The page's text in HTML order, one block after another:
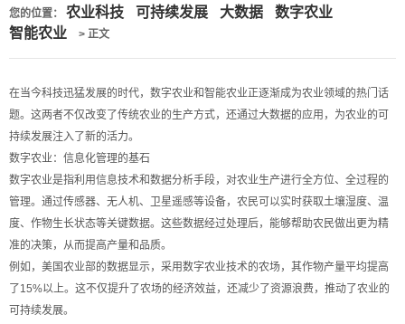
您的位置： 农业科技 可持续发展 大数据
数字农业
智能农业
> 正文
在当今科技迅猛发展的时代，数字农业和智能农业正逐渐成为农业领域的热门话
题。这两者不仅改变了传统农业的生产方式，还通过大数据的应用，为农业的可
持续发展注入了新的活力。
数字农业：信息化管理的基石
数字农业是指利用信息技术和数据分析手段，对农业生产进行全方位、全过程的
管理。通过传感器、无人机、卫星遥感等设备，农民可以实时获取土壤湿度、温
度、作物生长状态等关键数据。这些数据经过处理后，能够帮助农民做出更为精
准的决策，从而提高产量和品质。
例如，美国农业部的数据显示，采用数字农业技术的农场，其作物产量平均提高
了15%以上。这不仅提升了农场的经济效益，还减少了资源浪费，推动了农业的
可持续发展。